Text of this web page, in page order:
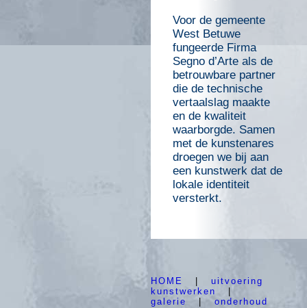
Voor de gemeente
West Betuwe
fungeerde Firma
Segno d’Arte als de
betrouwbare partner
die de technische
vertaalslag maakte
en de kwaliteit
waarborgde. Samen
met de kunstenares
droegen we bij aan
een kunstwerk dat de
lokale identiteit
versterkt.
HOME | uitvoering
kunstwerken
|
galerie
| onderhoud